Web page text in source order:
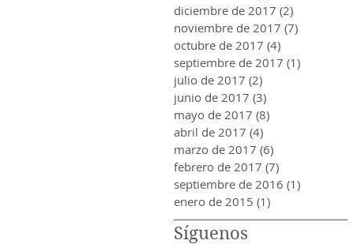
diciembre de 2017 (2)
noviembre de 2017 (7)
octubre de 2017 (4)
septiembre de 2017 (1)
julio de 2017 (2)
junio de 2017 (3)
mayo de 2017 (8)
abril de 2017 (4)
marzo de 2017 (6)
febrero de 2017 (7)
septiembre de 2016 (1)
enero de 2015 (1)
Síguenos